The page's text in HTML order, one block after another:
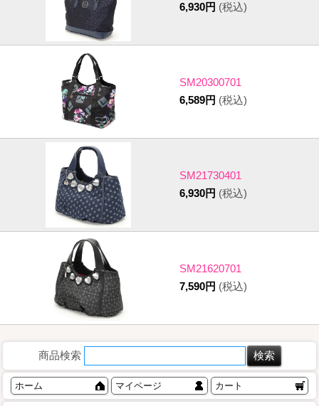
6,930円 (税込)
SM20300701
6,589円 (税込)
SM21730401
6,930円 (税込)
SM21620701
7,590円 (税込)
商品検索
ホーム マイページ カート